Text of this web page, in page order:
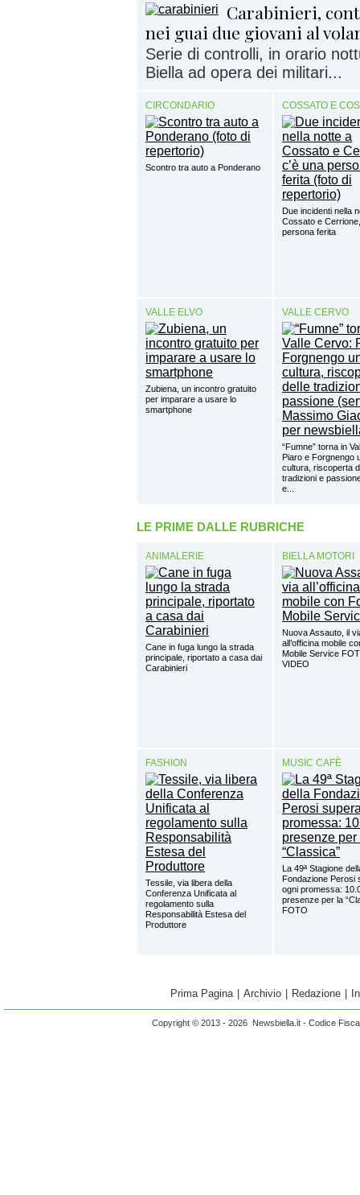
Carabinieri,
nei guai due giovani al
Serie di controlli, in orario
Biella ad opera dei militari...
CIRCONDARIO
Scontro tra auto a Ponderano
COSSATO E
Due incidenti nella
Cossato e
persona ferita
VALLE ELVO
Zubiena, un incontro gratuito
per imparare a usare lo
smartphone
VALLE CERVO
“Fumne” torna in
Piaro e Forgnengo
cultura, riscoperta
tradizioni e
e...
LE PRIME DALLE RUBRICHE
ANIMALERIE
Cane in fuga lungo la strada
principale, riportato a casa dai
Carabinieri
BIELLA MOTORI
Nuova Assauto, il
all’officina mobile
Mobile Service
VIDEO
FASHION
Tessile, via libera della
Conferenza Unificata al
regolamento sulla
Responsabilità Estesa del
Produttore
MUSIC CAFÈ
La 49ª Stagione
Fondazione Perosi
ogni promessa:
presenze per la
FOTO
Prima Pagina Archivio Redazione
Copyright © 2013 - 2026 Newsbiella.it - Codice